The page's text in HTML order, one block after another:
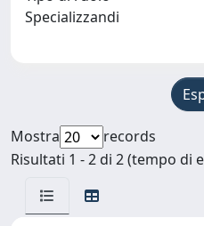
Specializzandi
Mostra
records
Risultati 1 - 2 di 2 (tempo di